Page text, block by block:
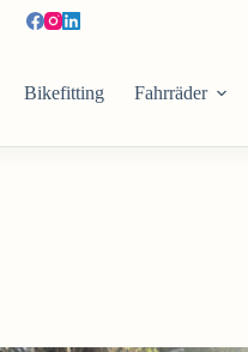
Bikefitting Fahrräder